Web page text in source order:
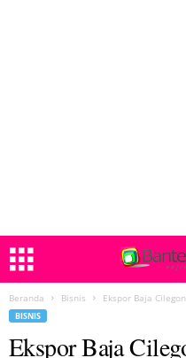
Beranda Bisnis Ekspor Baja
BISNIS
Ekspor Baja